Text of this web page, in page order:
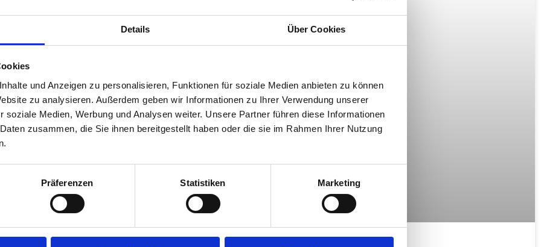
Details Über Cookies
und Anzeigen zu personalisieren, Funktionen für soziale Medien anbieten zu können
zu analysieren. Außerdem geben wir Informationen zu Ihrer Verwendung unserer
soziale Medien, Werbung und Analysen weiter. Unsere Partner führen diese Informationen
zusammen, die Sie ihnen bereitgestellt haben oder die sie im Rahmen Ihrer Nutzung
Präferenzen Statistiken Marketing